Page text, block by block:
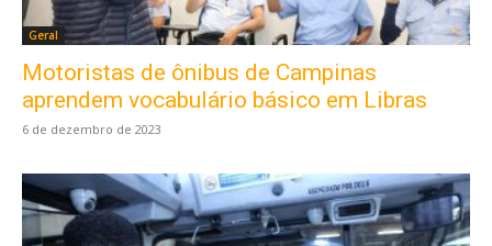
Geral
Motoristas de ônibus de Campinas
aprendem vocabulário básico em Libras
6 de dezembro de 2023